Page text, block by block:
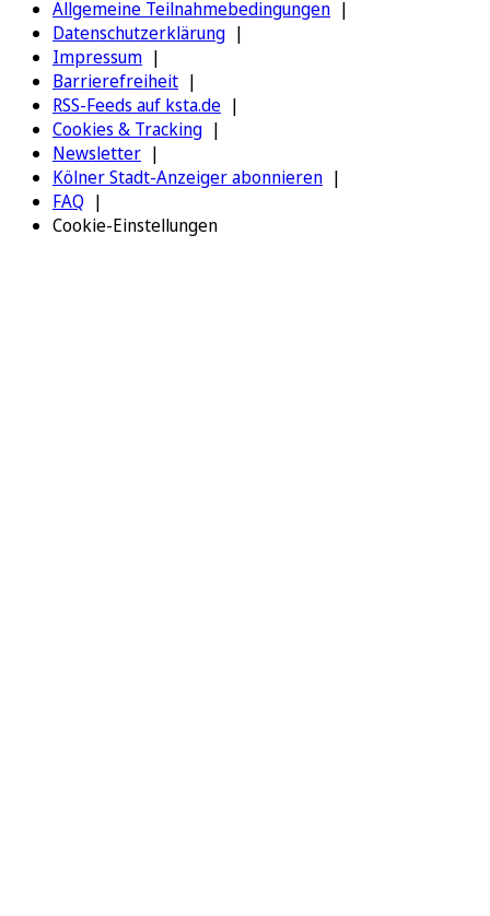
Allgemeine Teilnahmebedingungen
Datenschutzerklärung
Impressum
Barrierefreiheit
RSS-Feeds auf ksta.de
Cookies & Tracking
Newsletter
Kölner Stadt-Anzeiger abonnieren
FAQ
Cookie-Einstellungen